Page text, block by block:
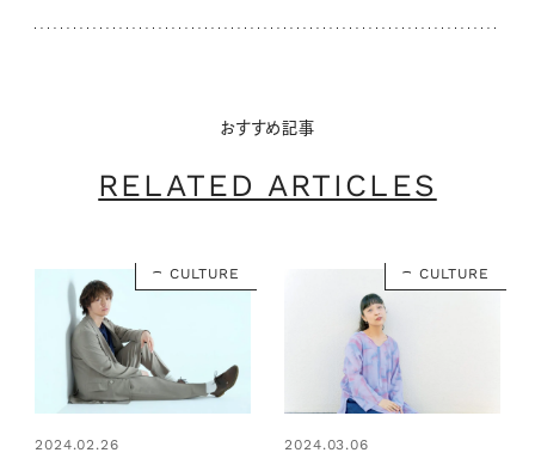
おすすめ記事
RELATED ARTICLES
CULTURE
2024.02.26
CULTURE
2024.03.06